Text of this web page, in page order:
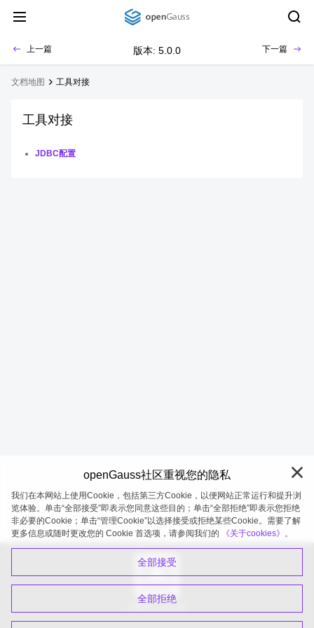
上一篇 版本: 5.0.0 下一篇
文档地图 工具对接
工具对接
JDBC配置
openGauss 2026-08-07 20:27:02
openGauss社区重视您的隐私
我们在本网站上使用Cookie，包括第三方Cookie，以便网站正常运行和提升浏
览体验。单击“全部接受”即表示您同意这些目的；单击“全部拒绝”即表示您拒绝
非必要的Cookie；单击“管理Cookie”以选择接受或拒绝某些Cookie。需要了解
更多信息或随时更改您的 Cookie 首选项，请参阅我们的
《关于cookies》。
全部接受
全部拒绝